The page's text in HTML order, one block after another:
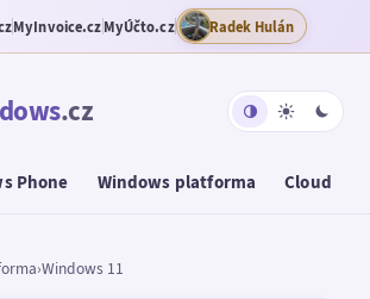
MyInvoice.czMyÚčto.cz Radek Hulán
.cz
Phone Windows platforma Cloud
›Windows 11